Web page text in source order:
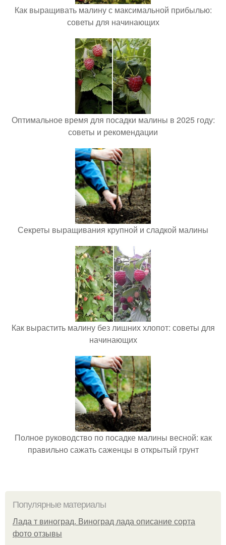
Как выращивать малину с максимальной прибылью:
советы для начинающих
Оптимальное время для посадки малины в 2025 году:
советы и рекомендации
Секреты выращивания крупной и сладкой малины
Как вырастить малину без лишних хлопот: советы для
начинающих
Полное руководство по посадке малины весной: как
правильно сажать саженцы в открытый грунт
Популярные материалы
Лада т виноград. Виноград лада описание сорта
фото отзывы